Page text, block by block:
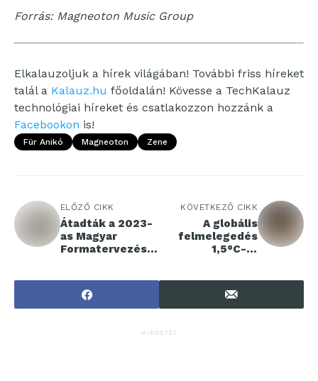
Forrás: Magneoton Music Group
Elkalauzoljuk a hírek világában! További friss híreket
talál a Kalauz.hu főoldalán! Kövesse a TechKalauz
technológiai híreket és csatlakozzon hozzánk a
Facebookon is!
Für Anikó Magneoton Zene
ELŐZŐ CIKK
Átadták a 2023-
as Magyar
Formatervezési
díjakat
KÖVETKEZŐ CIKK
A globális
felmelegedés
1,5°C-ra
hétszer
gyorsabban kell
csökkenteni a
HIRDETÉS